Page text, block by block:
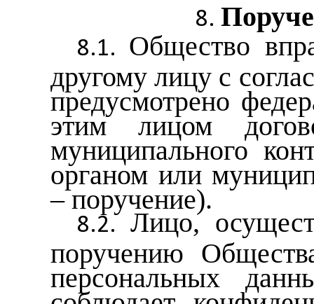
Общество
другому лицу с
предусмотрено
этим лицом
муниципального
органом или
– поручение).
Лицо,
поручению
персональных